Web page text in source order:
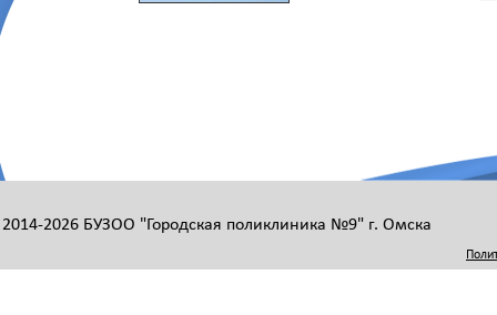
2026 БУЗОО "Городская поликлиника №9" г. Омска